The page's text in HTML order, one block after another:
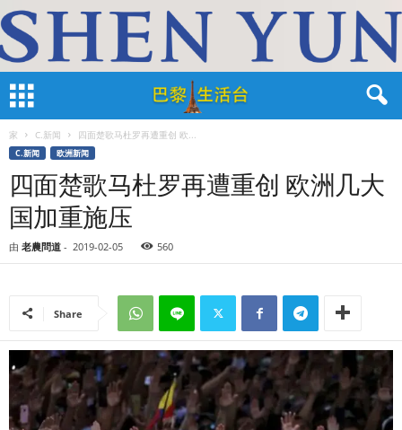
家 C.新闻 四面楚歌马杜罗再遭重创 欧...
C.新闻 欧洲新闻
四面楚歌马杜罗再遭重创 欧洲几大
国加重施压
由 老農問道 - 2019-02-05 560
Share